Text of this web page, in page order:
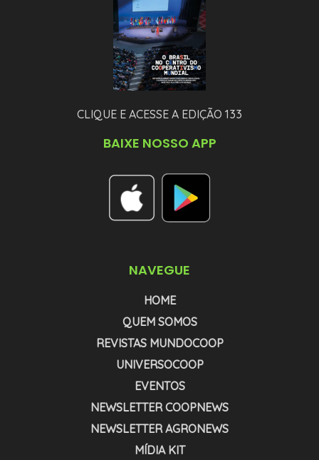
CLIQUE E ACESSE A EDIÇÃO 133
BAIXE NOSSO APP
NAVEGUE
HOME
QUEM SOMOS
REVISTAS MUNDOCOOP
UNIVERSOCOOP
EVENTOS
NEWSLETTER COOPNEWS
NEWSLETTER AGRONEWS
MÍDIA KIT